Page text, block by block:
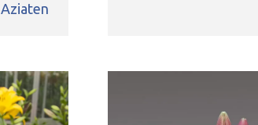
Aziaten